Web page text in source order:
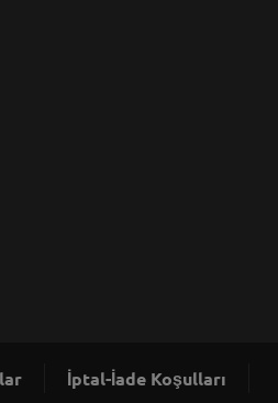
İptal-İade Koşulları